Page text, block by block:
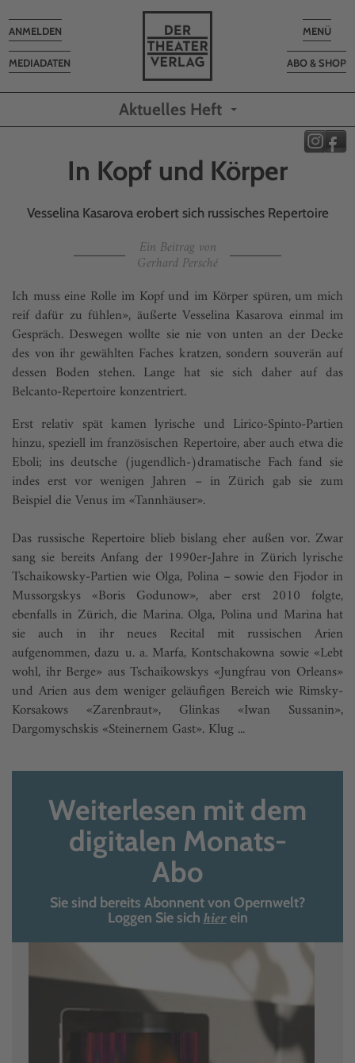
Toggle
MENÜ
ABO & SHOP
MEDIADATEN
Toggle
navigation
ANMELDEN
Aktuelles Heft
In Kopf und Körper
Vesselina Kasarova erobert sich russisches Repertoire
Ein Beitrag von
Gerhard Persché
Ich muss eine Rolle im Kopf und im Körper spüren, um mich
reif dafür zu fühlen», äußerte Vesselina Kasarova einmal im
Gespräch. Deswegen wollte sie nie von unten an der Decke
des von ihr gewählten Faches kratzen, sondern souverän auf
dessen Boden stehen. Lange hat sie sich daher auf das
Belcanto-Repertoire konzentriert.
Erst relativ spät kamen lyrische und Lirico-Spinto-Partien
hinzu, speziell im französischen Repertoire, aber auch etwa die
Eboli; ins deutsche (jugendlich-)dramatische Fach fand sie
indes erst vor wenigen Jahren – in Zürich gab sie zum
Beispiel die Venus im «Tannhäuser».
Das russische Repertoire blieb bislang eher außen vor. Zwar
sang sie bereits Anfang der 1990er-Jahre in Zürich lyrische
Tschaikowsky-Partien wie Olga, Polina – sowie den Fjodor in
Mussorgskys «Boris Godunow», aber erst 2010 folgte,
ebenfalls in Zürich, die Marina. Olga, Polina und Marina hat
sie auch in ihr neues Recital mit russischen Arien
aufgenommen, dazu u. a. Marfa, Kontschakowna sowie «Lebt
wohl, ihr Berge» aus Tschaikowskys «Jungfrau von Orleans»
und Arien aus dem weniger geläufigen Bereich wie Rimsky-
Korsakows «Zarenbraut», Glinkas «Iwan Sussanin»,
Dargomyschskis «Steinernem Gast». Klug ...
Weiterlesen mit dem
digitalen Monats-
Abo
Sie sind bereits Abonnent von Opernwelt?
Loggen Sie sich hierein